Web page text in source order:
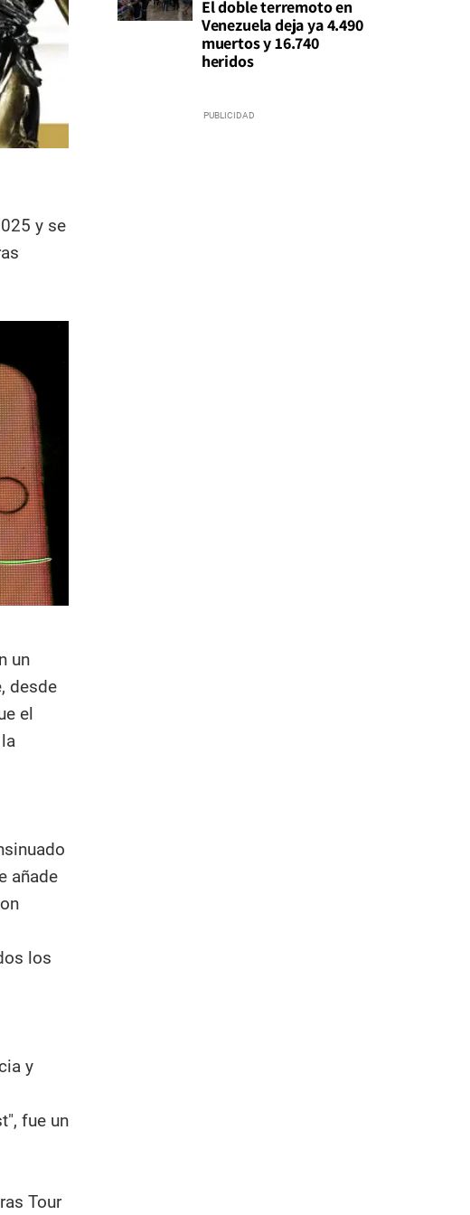
y se
un
desde
el
añade
los
y
fue un
Tour
El doble terremoto en
Venezuela deja ya 4.490
muertos y 16.740
heridos